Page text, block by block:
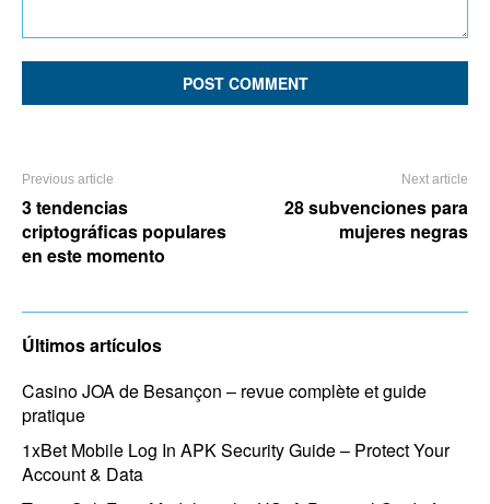
Previous article
3 tendencias
criptográficas populares
en este momento
Next article
28 subvenciones para
mujeres negras
Últimos artículos
Casino JOA de Besançon – revue complète et guide
pratique
1xBet Mobile Log In APK Security Guide – Protect Your
Account & Data